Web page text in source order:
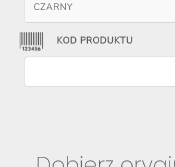
CZARNY
KOD PRODUKTU